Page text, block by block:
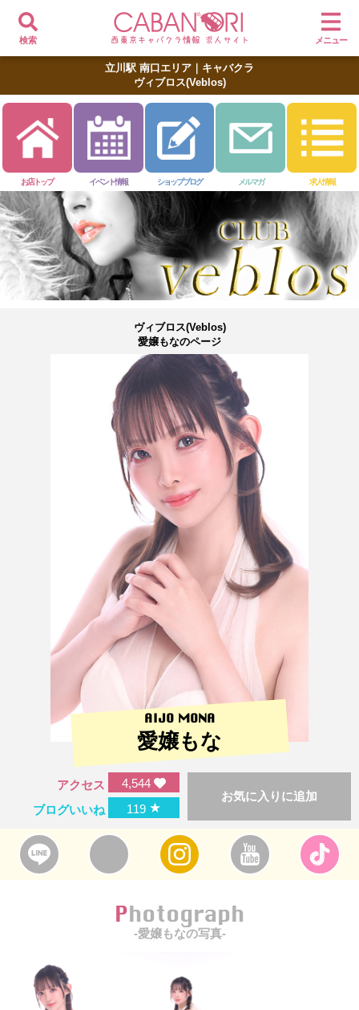
検索 メニュー
立川駅 南口エリア｜キャバクラ
ヴィブロス(Veblos)
お店トップ イベント情報 ショップブログ メルマガ 求人情報
ヴィブロス(Veblos)
愛嬢もなのページ
AIJO MONA
愛嬢もな
アクセス
4,544
ブログいいね
119 ★
お気に入りに追加
Photograph
-愛嬢もなの写真-